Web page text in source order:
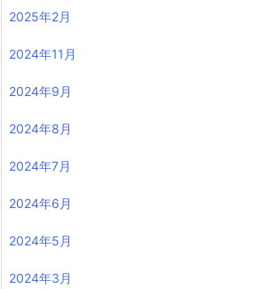
2025年2月
2024年11月
2024年9月
2024年8月
2024年7月
2024年6月
2024年5月
2024年3月